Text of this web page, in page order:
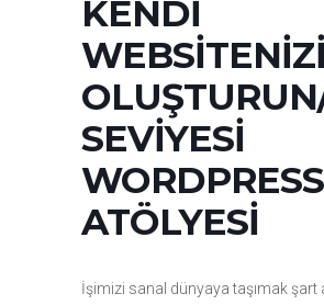
KENDI
WEBSITENIZI
SEVIYESI
WORDPRESS
ATÖLYESI
İşimizi sanal dünyaya taşımak şart